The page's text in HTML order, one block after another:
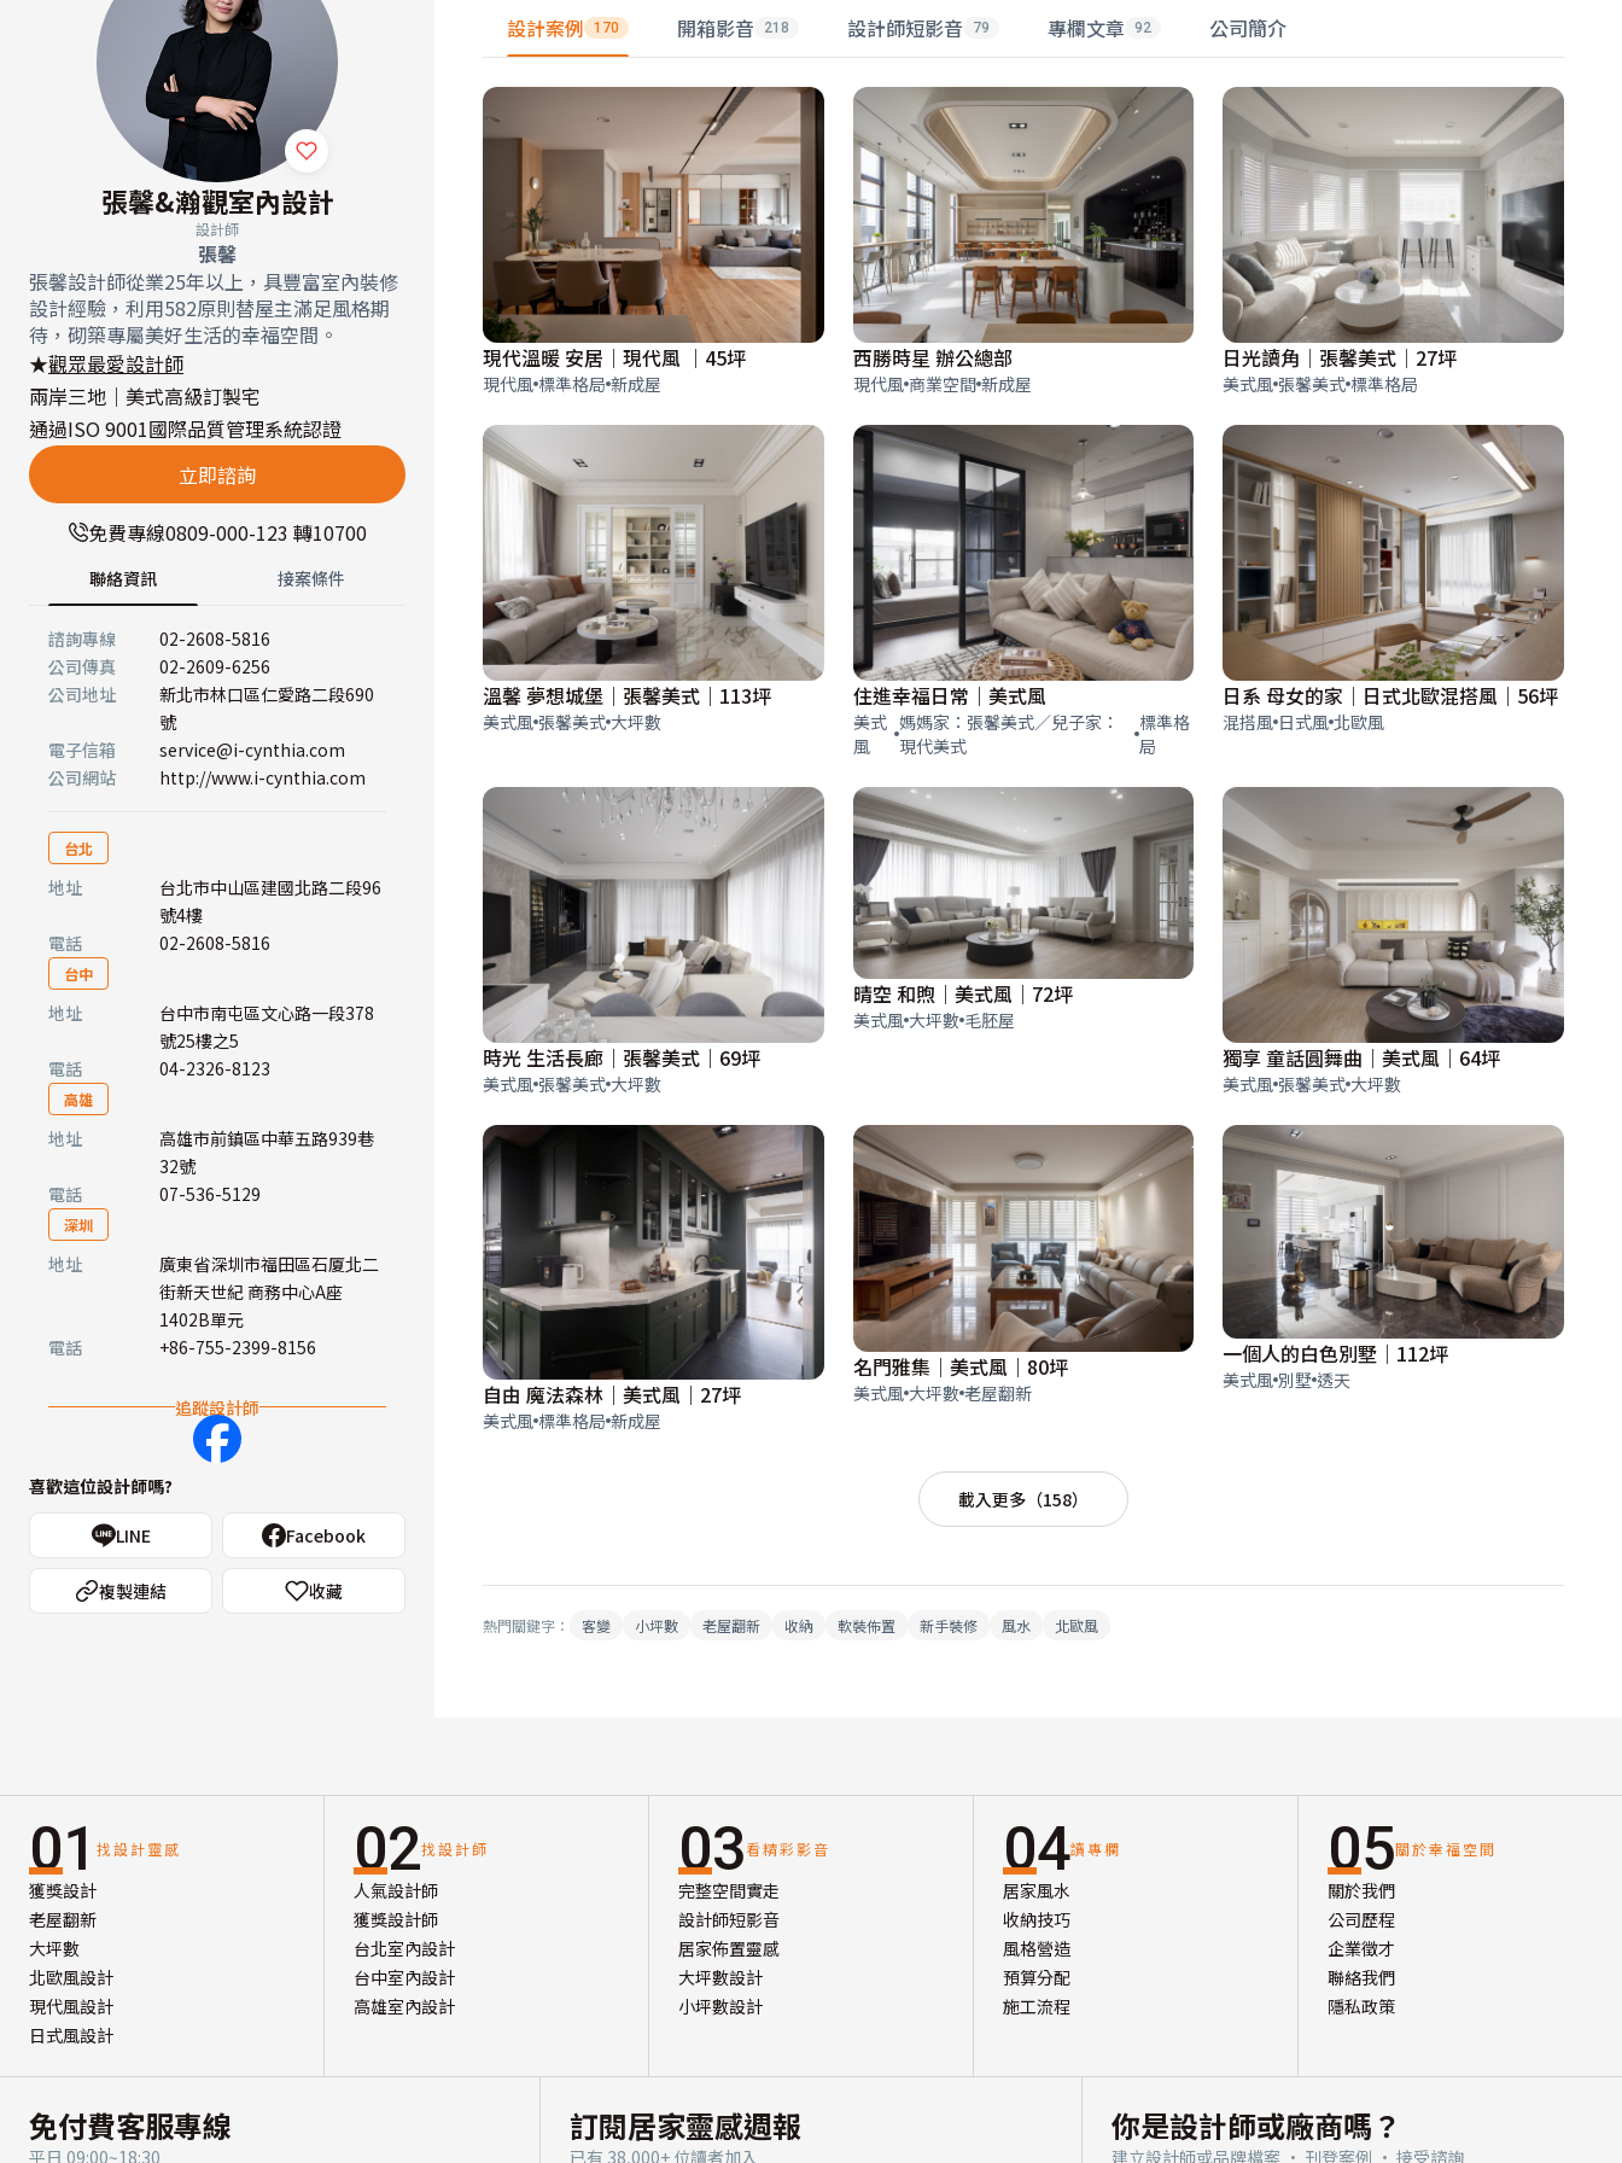
張馨&瀚觀室內設計
設計師
張馨
張馨設計師從業25年以上，具豐富室內裝修
設計經驗，利用582原則替屋主滿足風格期
待，砌築專屬美好生活的幸福空間。
★觀眾最愛設計師
兩岸三地｜美式高級訂製宅
通過ISO 9001國際品質管理系統認證
立即諮詢
免費專線0809-000-123 轉10700
聯絡資訊 接案條件
諮詢專線
02-2608-5816
公司傳真
02-2609-6256
公司地址
新北市林口區仁愛路二段690
號
電子信箱
service@i-cynthia.com
公司網站
http://www.i-cynthia.com
台北
地址
台北市中山區建國北路二段96
號4樓
電話
02-2608-5816
台中
地址
台中市南屯區文心路一段378
號25樓之5
電話
04-2326-8123
高雄
地址
高雄市前鎮區中華五路939巷
32號
電話
07-536-5129
深圳
地址
廣東省深圳市福田區石厦北二
街新天世紀 商務中心A座
1402B單元
電話
+86-755-2399-8156
追蹤設計師
喜歡這位設計師嗎?
LINE Facebook
複製連結 收藏
設計案例 170 開箱影音 218 設計師短影音 79 專欄文章 92 公司簡介
現代溫暖 安居｜現代風 ｜45坪
現代風 標準格局 新成屋
西勝時星 辦公總部
現代風 商業空間 新成屋
日光讀角│張馨美式│27坪
美式風 張馨美式 標準格局
溫馨 夢想城堡｜張馨美式｜113坪
美式風 張馨美式 大坪數
住進幸福日常｜美式風
美式
風
媽媽家：張馨美式／兒子家：
現代美式
標準格
局
日系 母女的家｜日式北歐混搭風｜56坪
混搭風 日式風 北歐風
時光 生活長廊｜張馨美式｜69坪
美式風 張馨美式 大坪數
晴空 和煦｜美式風｜72坪
美式風 大坪數 毛胚屋
獨享 童話圓舞曲｜美式風｜64坪
美式風 張馨美式 大坪數
自由 魔法森林｜美式風｜27坪
美式風 標準格局 新成屋
名門雅集｜美式風｜80坪
美式風 大坪數 老屋翻新
一個人的白色別墅｜112坪
美式風 別墅 透天
載入更多（158）
熱門關鍵字： 客變 小坪數 老屋翻新 收納 軟裝佈置 新手裝修 風水 北歐風
01 找設計靈感
獲獎設計
老屋翻新
大坪數
北歐風設計
現代風設計
日式風設計
02找設計師
人氣設計師
獲獎設計師
台北室內設計
台中室內設計
高雄室內設計
03看精彩影音
完整空間實走
設計師短影音
居家佈置靈感
大坪數設計
小坪數設計
04讀專欄
居家風水
收納技巧
風格營造
預算分配
施工流程
05關於幸福空間
關於我們
公司歷程
企業徵才
聯絡我們
隱私政策
免付費客服專線
平日 09:00~18:30
訂閱居家靈感週報
已有 38,000+ 位讀者加入
你是設計師或廠商嗎？
建立設計師或品牌檔案 · 刊登案例 · 接受諮詢